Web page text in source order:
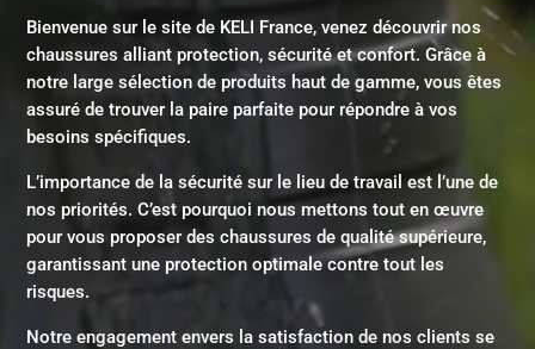
Bienvenue sur le site de KELI France, venez découvrir nos
chaussures alliant protection, sécurité et confort. Grâce à
notre large sélection de produits haut de gamme, vous êtes
assuré de trouver la paire parfaite pour répondre à vos
besoins spécifiques.
L’importance de la sécurité sur le lieu de travail est l’une de
nos priorités. C’est pourquoi nous mettons tout en œuvre
pour vous proposer des chaussures de qualité supérieure,
garantissant une protection optimale contre tout les
risques.
Notre engagement envers la satisfaction de nos clients se